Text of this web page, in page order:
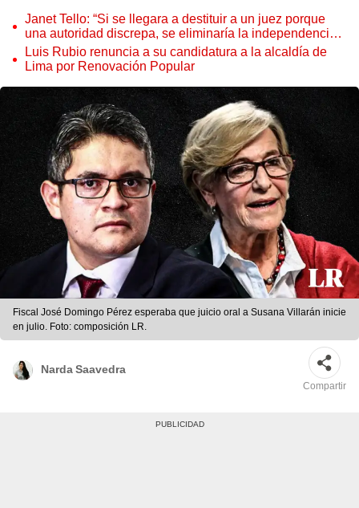
Janet Tello: “Si se llegara a destituir a un juez porque
una autoridad discrepa, se eliminaría la independencia
judicial”
Luis Rubio renuncia a su candidatura a la alcaldía de
Lima por Renovación Popular
Fiscal José Domingo Pérez esperaba que juicio oral a Susana Villarán inicie
en julio. Foto: composición LR.
Narda Saavedra
Compartir